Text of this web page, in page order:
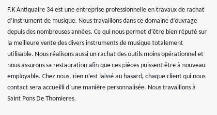
F.K Antiquaire 34 est une entreprise professionnelle en travaux de rachat
d’instrument de musique. Nous travaillons dans ce domaine d’ouvrage
depuis des nombreuses années. Ce qui nous permet d’être bien réputé sur
la meilleure vente des divers instruments de musique totalement
utilisable. Nous réalisons aussi un rachat des outils moins opérationnel et
nous assurons sa restauration afin que ces pièces puissent être à nouveau
employable. Chez nous, rien n’est laissé au hasard, chaque client qui nous
contact sera accueilli d’une manière personnalisée. Nous travaillons à
Saint Pons De Thomieres.